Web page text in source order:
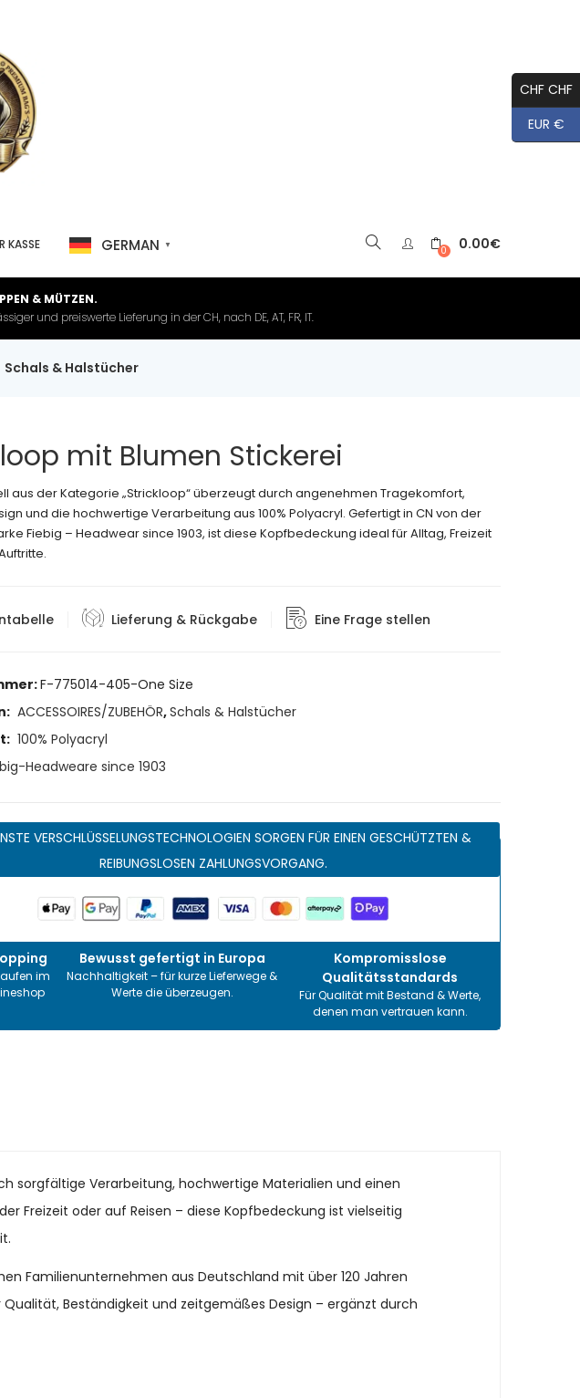
KASSE GERMAN ▼ 0 0.00€
& MÜTZEN.
und preiswerte Lieferung in der CH, nach DE, AT, FR, IT.
Schals & Halstücher
mit Blumen Stickerei
aus der Kategorie „Strickloop“ überzeugt durch angenehmen Tragekomfort,
und die hochwertige Verarbeitung aus 100% Polyacryl. Gefertigt in CN von der
Fiebig – Headwear since 1903, ist diese Kopfbedeckung ideal für Alltag, Freizeit
Lieferung & Rückgabe Eine Frage stellen
F-775014-405-One Size
ACCESSOIRES/ZUBEHÖR,Schals & Halstücher
100% Polyacryl
Headweare since 1903
VERSCHLÜSSELUNGSTECHNOLOGIEN SORGEN FÜR EINEN GESCHÜTZTEN &
REIBUNGSLOSEN ZAHLUNGSVORGANG.
im
Bewusst gefertigt in Europa
Nachhaltigkeit – für kurze Lieferwege &
Werte die überzeugen.
Kompromisslose
Qualitätsstandards
Für Qualität mit Bestand & Werte,
denen man vertrauen kann.
sorgfältige Verarbeitung, hochwertige Materialien und einen
Freizeit oder auf Reisen – diese Kopfbedeckung ist vielseitig
Familienunternehmen aus Deutschland mit über 120 Jahren
Beständigkeit und zeitgemäßes Design – ergänzt durch
CHF CHF
EUR €